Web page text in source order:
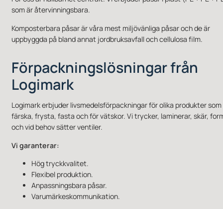
som är återvinningsbara.
Komposterbara påsar är våra mest miljövänliga påsar och de är
uppbyggda på bland annat jordbruksavfall och cellulosa film.
Förpackningslösningar från
Logimark
Logimark erbjuder livsmedelsförpackningar för olika produkter som
färska, frysta, fasta och för vätskor. Vi trycker, laminerar, skär,
och vid behov sätter ventiler.
Vi garanterar:
Hög tryckkvalitet.
Flexibel produktion.
Anpassningsbara påsar.
Varumärkeskommunikation.